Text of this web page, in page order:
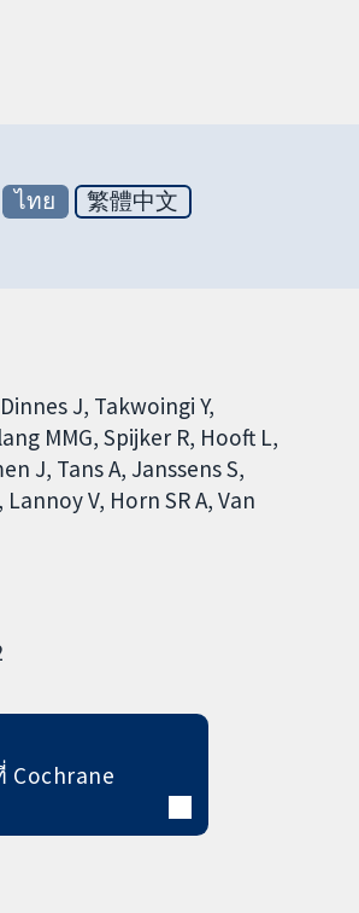
ไทย
繁體中文
Dinnes J Takwoingi Y
MMG Spijker R Hooft L
J Tans A Janssens S
Lannoy V Horn SR A Van